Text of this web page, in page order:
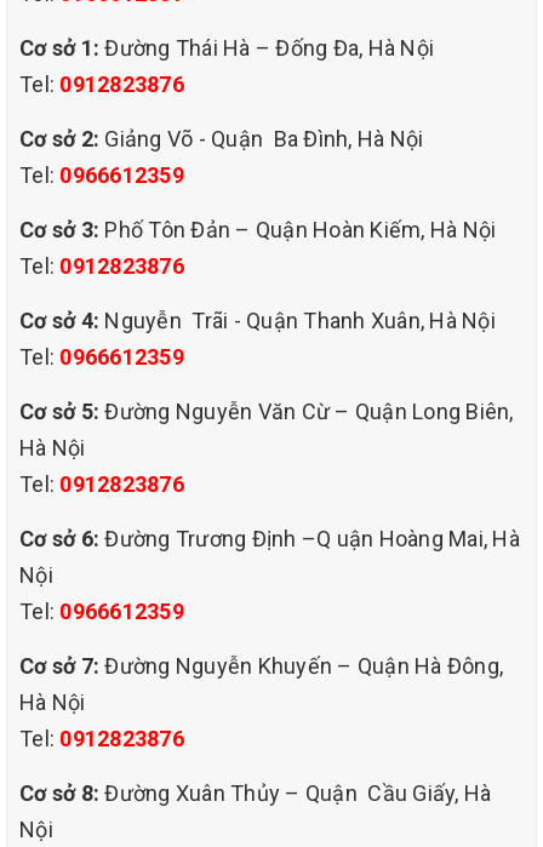
LONG BIÊN - GIÁ RẺ - CHẤT LƯƠNG - CHUYÊN NGHIỆP được
nhiều khách hàng ưu tiên sử dụng dịch vụ của chúng tôi khi có
rẻ tại quận LONG BIÊN HÀ NỘI đảm bảo nhanh, sạch, giá rẻ
khách hàng hài lòng mới thu phí dịch vụ.
giặt ghế sofa
giá rẻ tại quận long biên hà nội
Cơ sở 1: Đường Thái Hà – Đống Đa, Hà Nội
Tel: 0912823876
Cơ sở 2: Giảng Võ - Quận Ba Đình, Hà Nội
Tel: 0966612359
Cơ sở 3: Phố Tôn Đản – Quận Hoàn Kiếm, Hà Nội
Tel: 0912823876
Cơ sở 4: Nguyễn Trãi - Quận Thanh Xuân, Hà Nội
Tel: 0966612359
Cơ sở 5: Đường Nguyễn Văn Cừ – Quận Long Biên,
Hà Nội
Tel: 0912823876
Cơ sở 6: Đường Trương Định –Q uận Hoàng Mai, Hà
Nội
Tel: 0966612359
Cơ sở 7:Đường Nguyễn Khuyến – Quận Hà Đông,
Hà Nội
Tel: 0912823876
Cơ sở 8:Đường Xuân Thủy – Quận Cầu Giấy, Hà
Nội